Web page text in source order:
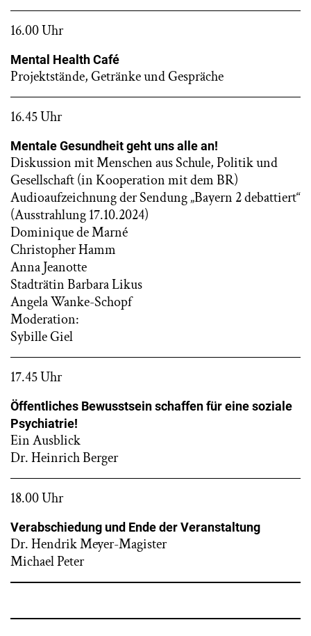
16.00 Uhr
Mental Health Café
Projektstände, Getränke und Gespräche
16.45 Uhr
Mentale Gesundheit geht uns alle an!
Diskussion mit Menschen aus Schule, Politik und
Gesellschaft (in Kooperation mit dem BR)
Audioaufzeichnung der Sendung „Bayern 2 debattiert“
(Ausstrahlung 17.10.2024)
Dominique de Marné
Christopher Hamm
Anna Jeanotte
Stadträtin Barbara Likus
Angela Wanke-Schopf
Moderation:
Sybille Giel
17.45 Uhr
Öffentliches Bewusstsein schaffen für eine soziale
Psychiatrie!
Ein Ausblick
Dr. Heinrich Berger
18.00 Uhr
Verabschiedung und Ende der Veranstaltung
Dr. Hendrik Meyer-Magister
Michael Peter